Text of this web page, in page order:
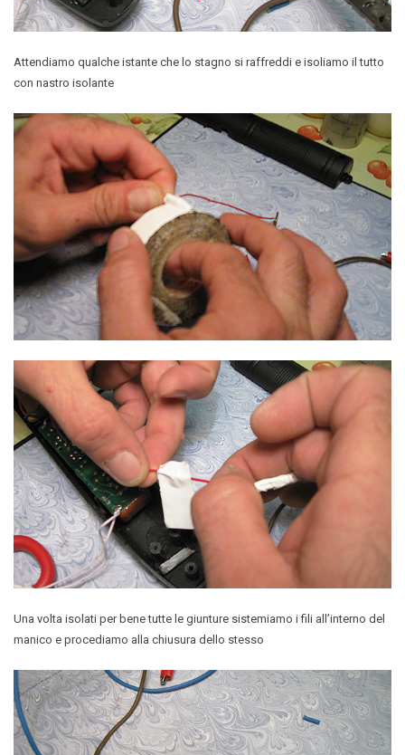
Attendiamo qualche istante che lo stagno si raffreddi e isoliamo il tutto
con nastro isolante
Una volta isolati per bene tutte le giunture sistemiamo i fili all’interno del
manico e procediamo alla chiusura dello stesso